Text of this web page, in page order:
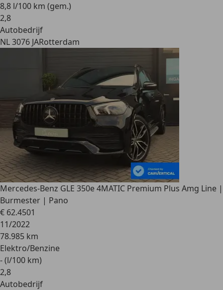
8,8 l/100 km (gem.)
2,8
Autobedrijf
NL 3076 JARotterdam
Mercedes-Benz GLE 350e 4MATIC Premium Plus Amg Line |
Burmester | Pano
€ 62.4501
11/2022
78.985 km
Elektro/Benzine
- (l/100 km)
2,8
Autobedrijf